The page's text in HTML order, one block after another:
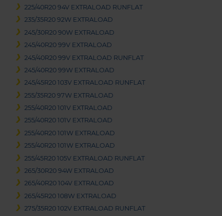
225/40R20 94V EXTRALOAD RUNFLAT
235/35R20 92W EXTRALOAD
245/30R20 90W EXTRALOAD
245/40R20 99V EXTRALOAD
245/40R20 99V EXTRALOAD RUNFLAT
245/40R20 99W EXTRALOAD
245/45R20 103V EXTRALOAD RUNFLAT
255/35R20 97W EXTRALOAD
255/40R20 101V EXTRALOAD
255/40R20 101V EXTRALOAD
255/40R20 101W EXTRALOAD
255/40R20 101W EXTRALOAD
255/45R20 105V EXTRALOAD RUNFLAT
265/30R20 94W EXTRALOAD
265/40R20 104V EXTRALOAD
265/45R20 108W EXTRALOAD
275/35R20 102V EXTRALOAD RUNFLAT